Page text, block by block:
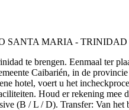
te brengen. Eenmaal ter
Caibarién, in de
hotel, voert u het
Houd er rekening
(B / L / D). Transfer: Van